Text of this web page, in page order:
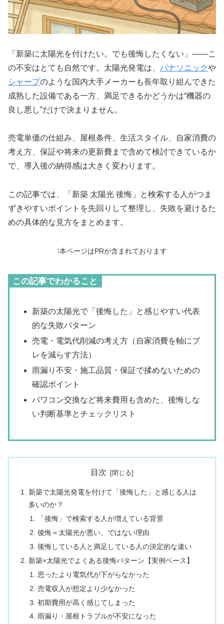
「新築に太陽光を付けたい。でも後悔したくない」——こ
の不安はとても自然です。太陽光発電は、 パナソニックや
シャープのような国内大手メーカーも長年取り組んできた
成熟した設備である一方、満足できるかどうかは“機器の
良し悪し”だけで決まりません。
売電単価の仕組み、屋根条件、生活スタイル、自家消費の
考え方、保証や将来の更新費まで含めて検討できているか
で、導入後の納得感は大きく変わります。
この記事では、「新築 太陽光 後悔」と検索する人がつま
ずきやすいポイントを先回りして整理し、失敗を避けるた
めの具体的な見方をまとめます。
❕本ページはPRが含まれております
この記事でわかること
新築の太陽光で「後悔した」と感じやすい代表
的な失敗パターン
売電・電気代削減の考え方（自家消費を軸にブ
レを減らす方法）
雨漏り不安・施工品質・保証で揉めないための
確認ポイント
パワコン交換など将来費用も含めた、後悔しな
い判断基準とチェックリスト
目次
新築で太陽光発電を付けて「後悔した」と感じる人は
多いのか？
「後悔」で検索する人が増えている背景
後悔＝太陽光が悪い、ではない理由
後悔している人と満足している人の決定的な違い
新築×太陽光でよくある後悔パターン【実例ベース】
思ったより電気代が下がらなかった
売電収入が想定より少なかった
初期費用が高く感じてしまった
雨漏り・屋根トラブルが不安になった